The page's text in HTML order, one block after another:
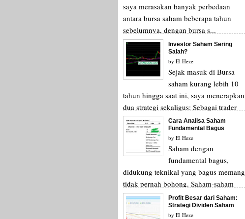
saya merasakan banyak perbedaan
antara bursa saham beberapa tahun
sebelumnya, dengan bursa s...
Investor Saham Sering
Salah?
by El Heze
Sejak masuk di Bursa
saham kurang lebih 10
tahun hingga saat ini, saya menerapkan
dua strategi sekaligus: Sebagai trader
saham dan investor ...Cara Analisa Saham
Fundamental Bagus
by El Heze
Saham dengan
fundamental bagus,
didukung teknikal yang bagus memang
tidak pernah bohong. Saham-saham
seperti ini memiliki potensi naik dalam...
Profit Besar dari Saham:
Strategi Dividen Saham
by El Heze